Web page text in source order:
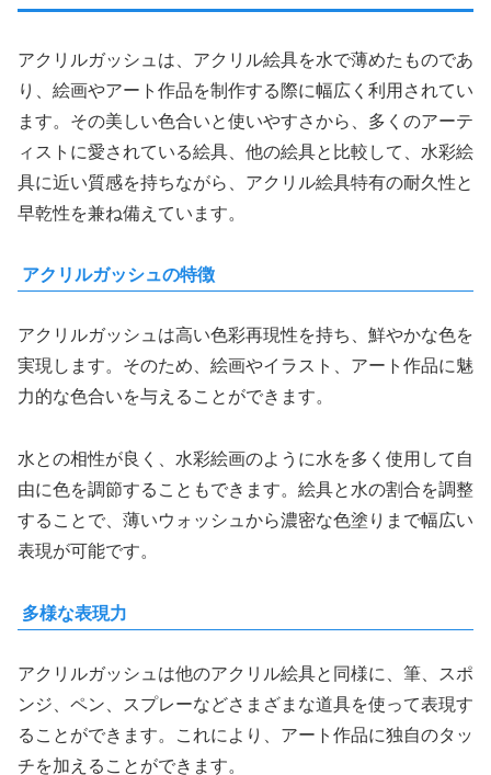
アクリルガッシュは、アクリル絵具を水で薄めたものであ
り、絵画やアート作品を制作する際に幅広く利用されてい
ます。その美しい色合いと使いやすさから、多くのアーテ
ィストに愛されている絵具、他の絵具と比較して、水彩絵
具に近い質感を持ちながら、アクリル絵具特有の耐久性と
早乾性を兼ね備えています。
アクリルガッシュの特徴
アクリルガッシュは高い色彩再現性を持ち、鮮やかな色を
実現します。そのため、絵画やイラスト、アート作品に魅
力的な色合いを与えることができます。
水との相性が良く、水彩絵画のように水を多く使用して自
由に色を調節することもできます。絵具と水の割合を調整
することで、薄いウォッシュから濃密な色塗りまで幅広い
表現が可能です。
多様な表現力
アクリルガッシュは他のアクリル絵具と同様に、筆、スポ
ンジ、ペン、スプレーなどさまざまな道具を使って表現す
ることができます。これにより、アート作品に独自のタッ
チを加えることができます。